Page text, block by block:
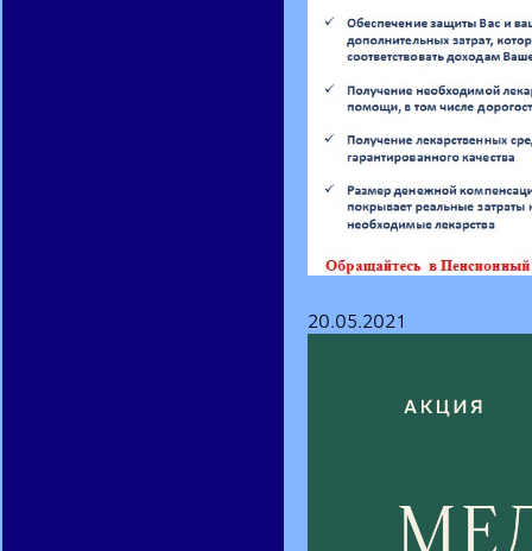
20.05.2021